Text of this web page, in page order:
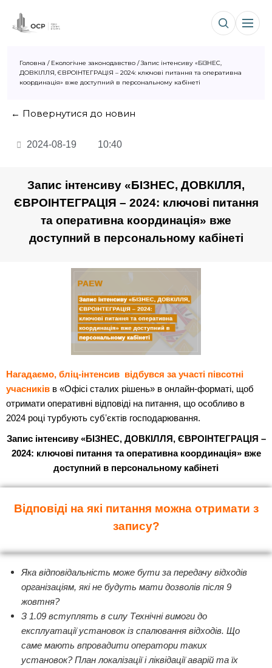
Головна / Екологічне законодавство /Запис інтенсиву «БІЗНЕС,
ДОВКІЛЛЯ, ЄВРОІНТЕГРАЦІЯ – 2024: ключові питання та оперативна
координація» вже доступний в персональному кабінеті
← Повернутися до новин
2024-08-19 10:40
Запис інтенсиву «БІЗНЕС, ДОВКІЛЛЯ,
ЄВРОІНТЕГРАЦІЯ – 2024: ключові питання
та оперативна координація» вже
доступний в персональному кабінеті
Нагадаємо, бліц-інтенсив відбувся за участі півсотні
учасників в «Офісі сталих рішень» в онлайн-форматі, щоб
отримати оперативні відповіді на питання, що особливо в
2024 році турбують субʼєктів господарювання.
Запис інтенсиву «БІЗНЕС, ДОВКІЛЛЯ, ЄВРОІНТЕГРАЦІЯ –
2024: ключові питання та оперативна координація» вже
доступний в персональному кабінеті
Відповіді на які питання можна отримати з
запису?
Яка відповідальність може бути за передачу відходів
організаціям, які не будуть мати дозволів після 9
жовтня?
З 1.09 вступлять в силу Технічні вимоги до
експлуатації установок із спалювання відходів. Що
саме мають впровадити оператори таких
установок? План локалізації і ліквідації аварій та їх